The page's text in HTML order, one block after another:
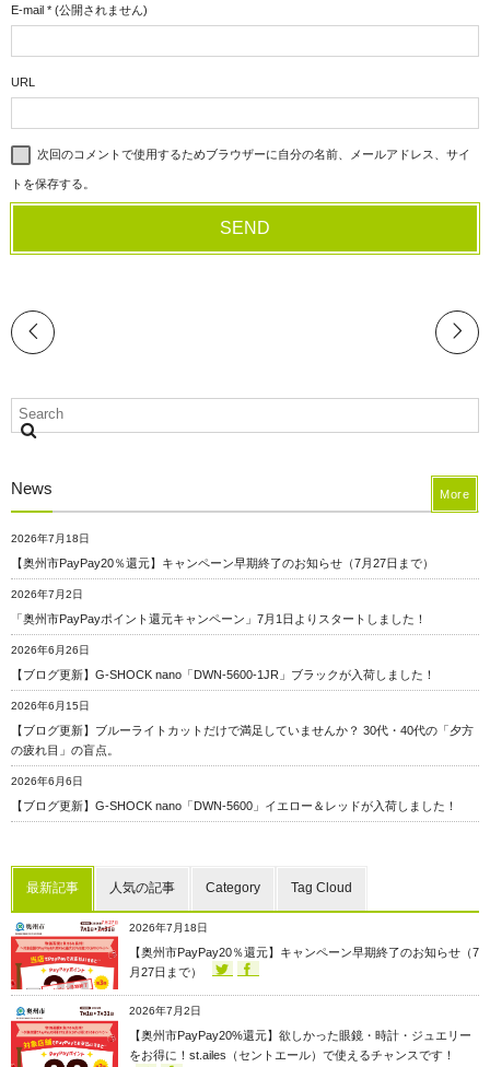
E-mail * (公開されません)
URL
次回のコメントで使用するためブラウザーに自分の名前、メールアドレス、サイ
トを保存する。
News
2026年7月18日
【奥州市PayPay20％還元】キャンペーン早期終了のお知らせ（7月27日まで）
2026年7月2日
「奥州市PayPayポイント還元キャンペーン」7月1日よりスタートしました！
2026年6月26日
【ブログ更新】G-SHOCK nano「DWN-5600-1JR」ブラックが入荷しました！
2026年6月15日
【ブログ更新】ブルーライトカットだけで満足していませんか？ 30代・40代の「夕方
の疲れ目」の盲点。
2026年6月6日
【ブログ更新】G-SHOCK nano「DWN-5600」イエロー＆レッドが入荷しました！
More
最新記事 人気の記事 Category Tag Cloud
2026年7月18日
【奥州市PayPay20％還元】キャンペーン早期終了のお知らせ（7
月27日まで）
2026年7月2日
【奥州市PayPay20%還元】欲しかった眼鏡・時計・ジュエリー
をお得に！st.ailes（セントエール）で使えるチャンスです！